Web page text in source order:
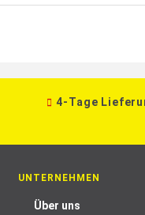
4-Tage
UNTERNEHMEN
Über uns